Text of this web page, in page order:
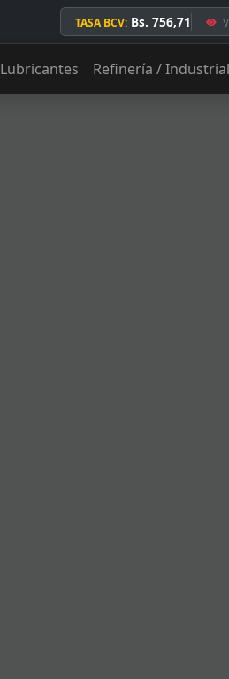
TASA BCV: Bs. 756,71
Lubricantes Refinería / Industrial